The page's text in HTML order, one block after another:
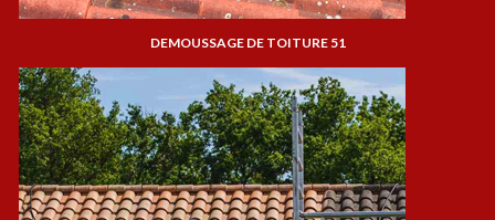
DEMOUSSAGE DE TOITURE 51